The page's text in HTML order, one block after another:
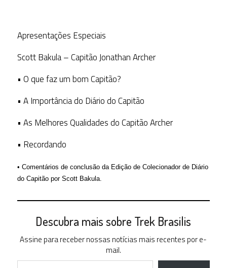
Apresentações Especiais
Scott Bakula – Capitão Jonathan Archer
• O que faz um bom Capitão?
• A Importância do Diário do Capitão
• As Melhores Qualidades do Capitão Archer
• Recordando
• Comentários de conclusão da Edição de Colecionador de Diário
do Capitão por Scott Bakula.
Descubra mais sobre Trek Brasilis
Assine para receber nossas notícias mais recentes por e-
mail.
Digite seu e-mail…